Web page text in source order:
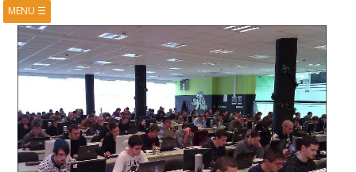
MENU ☰
HOME
ABOUT
BOOKS
COURSES
VIDEOS
PRESENTATIONS
RESEARCH
PUBLICATIONS
CONTACTS
RSS FEED